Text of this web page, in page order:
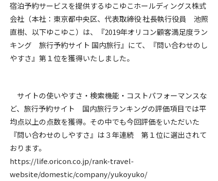
宿泊予約サービスを提供するゆこゆこホールディングス株式
会社（本社：東京都中央区、代表取締役 社長執行役員 池照
直樹、以下ゆこゆこ）は、『2019年オリコン顧客満足度ラン
キング 旅行予約サイト 国内旅行』にて、『問い合わせのし
やすさ』第１位を獲得いたしました。
サイトの使いやすさ・検索機能・コストパフォーマンスな
ど、旅行予約サイト 国内旅行ランキングの評価項目では平
均点以上の点数を獲得。その中でも今回評価をいただいた
『問い合わせのしやすさ』は３年連続 第１位に選出されて
おります。
https://life.oricon.co.jp/rank-travel-
website/domestic/company/yukoyuko/